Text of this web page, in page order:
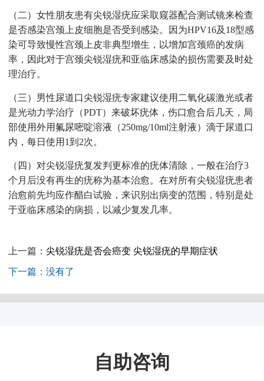
（二）女性朋友患有尖锐湿疣应采取窥器配合测试镜来检查
是否感染宫颈上皮细胞是否受到感染。因为HPV16及18型感
染可导致慢性宫颈上皮非典型增生，以增加宫颈癌的发病
率，因此对于宫颈尖锐湿疣和亚临床感染的损伤需要及时处
理治疗。
（三）男性尿道口尖锐湿疣专家建议使用二氧化碳激光或者
是光动力学治疗（PDT）来破坏疣体，伤口愈合后几天，局
部使用外用氟尿嘧啶溶液（250mg/10ml注射液）滴于尿道口
内，每日使用1到2次。
（四）对尖锐湿疣复发判更标准的疣体清除，一般在治疗3
个月后没有再生的疣称为基本治愈。在对所有尖锐湿疣患者
治愈前先均应作醋白试验，来识别出病变的范围，特别是处
于亚临床感染的病损，以减少复发几率。
上一篇： 尖锐湿疣是否会癌变 尖锐湿疣的早期症状
下一篇：没有了
自助咨询